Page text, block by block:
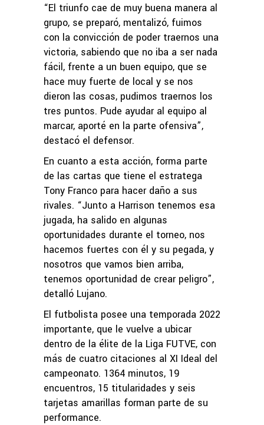
“El triunfo cae de muy buena manera al
grupo, se preparó, mentalizó, fuimos
con la convicción de poder traernos una
victoria, sabiendo que no iba a ser nada
fácil, frente a un buen equipo, que se
hace muy fuerte de local y se nos
dieron las cosas, pudimos traernos los
tres puntos. Pude ayudar al equipo al
marcar, aporté en la parte ofensiva”,
destacó el defensor.
En cuanto a esta acción, forma parte
de las cartas que tiene el estratega
Tony Franco para hacer daño a sus
rivales. “Junto a Harrison tenemos esa
jugada, ha salido en algunas
oportunidades durante el torneo, nos
hacemos fuertes con él y su pegada, y
nosotros que vamos bien arriba,
tenemos oportunidad de crear peligro”,
detalló Lujano.
El futbolista posee una temporada 2022
importante, que le vuelve a ubicar
dentro de la élite de la Liga FUTVE, con
más de cuatro citaciones al XI Ideal del
campeonato. 1364 minutos, 19
encuentros, 15 titularidades y seis
tarjetas amarillas forman parte de su
performance.